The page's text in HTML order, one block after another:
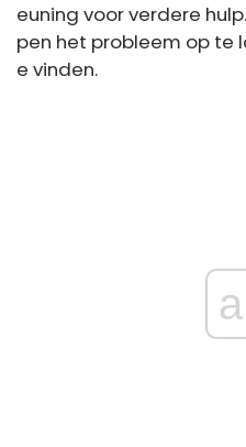
euning voor verdere
pen het probleem op te
e vinden.